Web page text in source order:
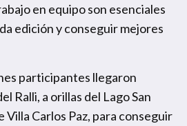
en equipo son esenciales
edición y conseguir mejores
participantes llegaron
Ralli, a orillas del Lago San
Villa Carlos Paz, para conseguir